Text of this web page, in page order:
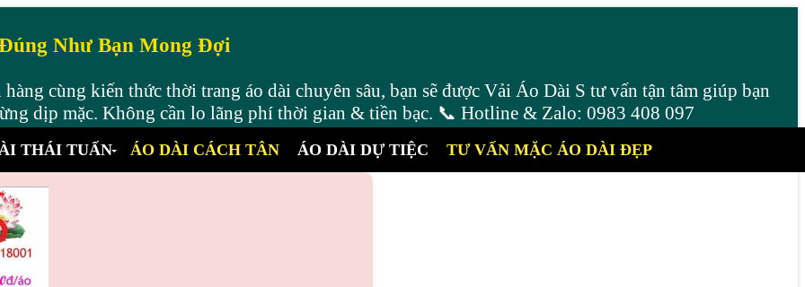
Như Bạn Mong Đợi
cùng kiến thức thời trang áo dài chuyên sâu, bạn sẽ được Vải Áo Dài S tư vấn tận tâm giúp bạn
dịp mặc. Không cần lo lãng phí thời gian & tiền bạc. 📞 Hotline & Zalo: 0983 408 097
THÁI TUẤN ÁO DÀI CÁCH TÂN ÁO DÀI DỰ TIỆC TƯ VẤN MẶC ÁO DÀI ĐẸP